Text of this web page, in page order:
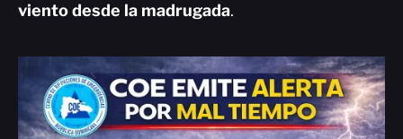
viento desde la madrugada.